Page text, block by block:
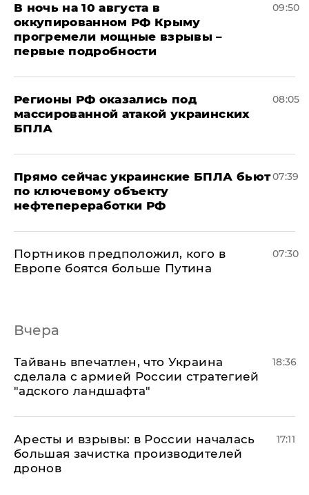
В ночь на 10 августа в
оккупированном РФ Крыму
прогремели мощные взрывы –
первые подробности
09:50
Регионы РФ оказались под
массированной атакой украинских
БПЛА
08:05
Прямо сейчас украинские БПЛА бьют
по ключевому объекту
нефтепереработки РФ
07:39
Портников предположил, кого в
Европе боятся больше Путина
07:30
Вчера
Тайвань впечатлен, что Украина
сделала с армией России стратегией
"адского ландшафта"
18:36
Аресты и взрывы: в России началась
большая зачистка производителей
дронов
17:11